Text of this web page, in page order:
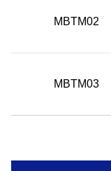
MBTM02
MBTM03